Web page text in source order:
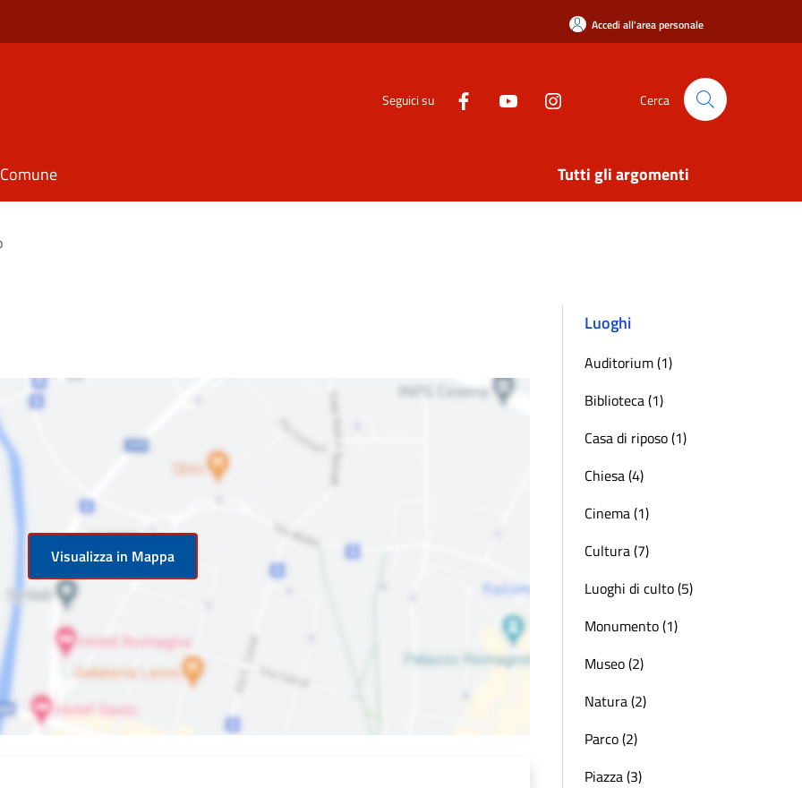
Accedi all'area personale
Seguici su Cerca
Tutti gli argomenti
Visualizza in Mappa
Luoghi
Auditorium (1)
Biblioteca (1)
Casa di riposo (1)
Chiesa (4)
Cinema (1)
Cultura (7)
Luoghi di culto (5)
Monumento (1)
Museo (2)
Natura (2)
Parco (2)
Piazza (3)